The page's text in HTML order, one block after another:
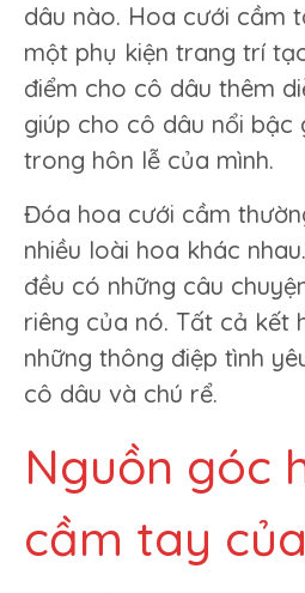
dâu nào. Hoa cưới cầm
một phụ kiện trang trí
điểm cho cô dâu thêm
giúp cho cô dâu nổi bậc
trong hôn lễ của mình.
Đóa hoa cưới cầm
nhiều loài hoa khác
đều có những câu
riêng của nó. Tất cả kết
những thông điệp tình
cô dâu và chú rể.
Nguồn góc
cầm tay